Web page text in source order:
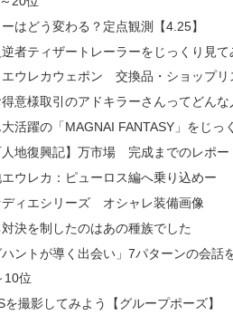
はどう変わる？定点観測【4.25】
者ティザートレーラーをじっくり見て
ウレカウェポン 交換品・ショップリ
意様取引のアドキラーさんってどんな
活躍の「MAGNAI FANTASY」をじっ
地復興記】万市場 完成までのレポー
ウレカ：ピューロス編へ乗り込めー
ィエシリーズ オシャレ装備画像
決を制したのはあの種族でした
ントが導く出会い」7パターンの会話
位
撮影してみよう【グループポーズ】